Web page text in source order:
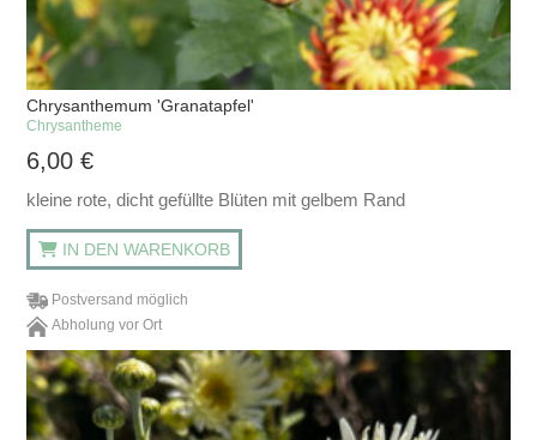
Chrysanthemum 'Granatapfel'
Chrysantheme
6,00€
kleine rote, dicht gefüllte Blüten mit gelbem Rand
IN DEN WARENKORB
Postversand möglich
Abholung vor Ort